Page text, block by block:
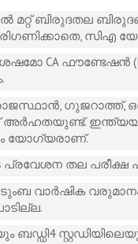
മറ്റ് ബിരുദതല
സിഎ
CA ഫൗണ്ടേഷൻ
ഗുജറാത്ത്,
അർഹതയുണ്ട്.
യോഗ്യരാണ്.
തല പരീക്ഷ
വാർഷിക
ബഡ്ഡി4